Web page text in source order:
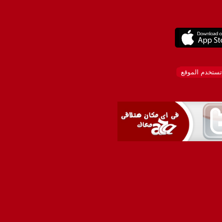
تستخدم الموقع